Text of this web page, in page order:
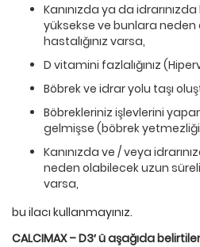
Kanınızda ya da
yüksekse ve bunlara
hastalığınız varsa,
D vitamini fazlalığınız
Böbrek ve idrar yolu taşı
Böbrekleriniz işlevlerini
gelmişse (böbrek
Kanınızda ve / veya
neden olabilecek uzun
varsa,
bu ilacı kullanmayınız.
CALCIMAX – D3′üaşağıda